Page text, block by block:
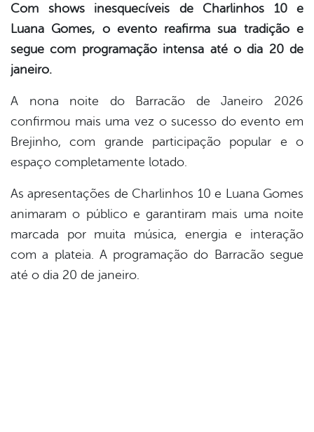
Com shows inesquecíveis de Charlinhos 10 e
Luana Gomes, o evento reafirma sua tradição e
segue com programação intensa até o dia 20 de
janeiro.
A nona noite do Barracão de Janeiro 2026
confirmou mais uma vez o sucesso do evento em
Brejinho, com grande participação popular e o
espaço completamente lotado.
As apresentações de Charlinhos 10 e Luana Gomes
animaram o público e garantiram mais uma noite
marcada por muita música, energia e interação
com a plateia. A programação do Barracão segue
até o dia 20 de janeiro.